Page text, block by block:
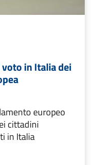
in Italia dei
europeo
cittadini
in Italia